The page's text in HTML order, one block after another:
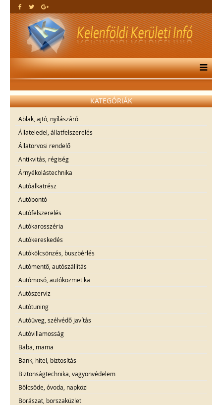
KATEGÓRIÁK
Ablak, ajtó, nyílászáró
Állateledel, állatfelszerelés
Állatorvosi rendelő
Antikvitás, régiség
Árnyékolástechnika
Autóalkatrész
Autóbontó
Autófelszerelés
Autókarosszéria
Autókereskedés
Autókölcsönzés, buszbérlés
Autómentő, autószállítás
Autómosó, autókozmetika
Autószerviz
Autótuning
Autóüveg, szélvédő javítás
Autóvillamosság
Baba, mama
Bank, hitel, biztosítás
Biztonságtechnika, vagyonvédelem
Bölcsöde, óvoda, napközi
Borászat, borszaküzlet